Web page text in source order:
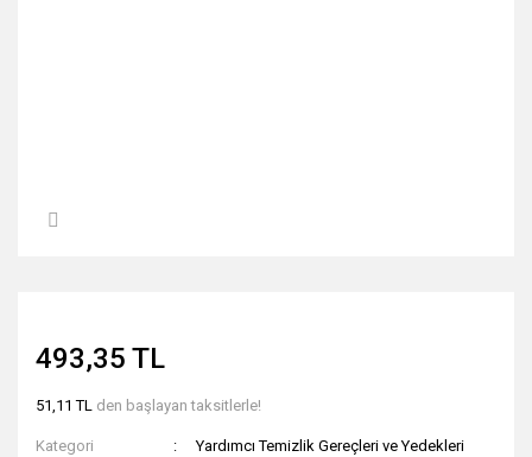
493,35 TL
51,11 TL den başlayan taksitlerle!
Kategori
Yardımcı Temizlik Gereçleri ve Yedekleri